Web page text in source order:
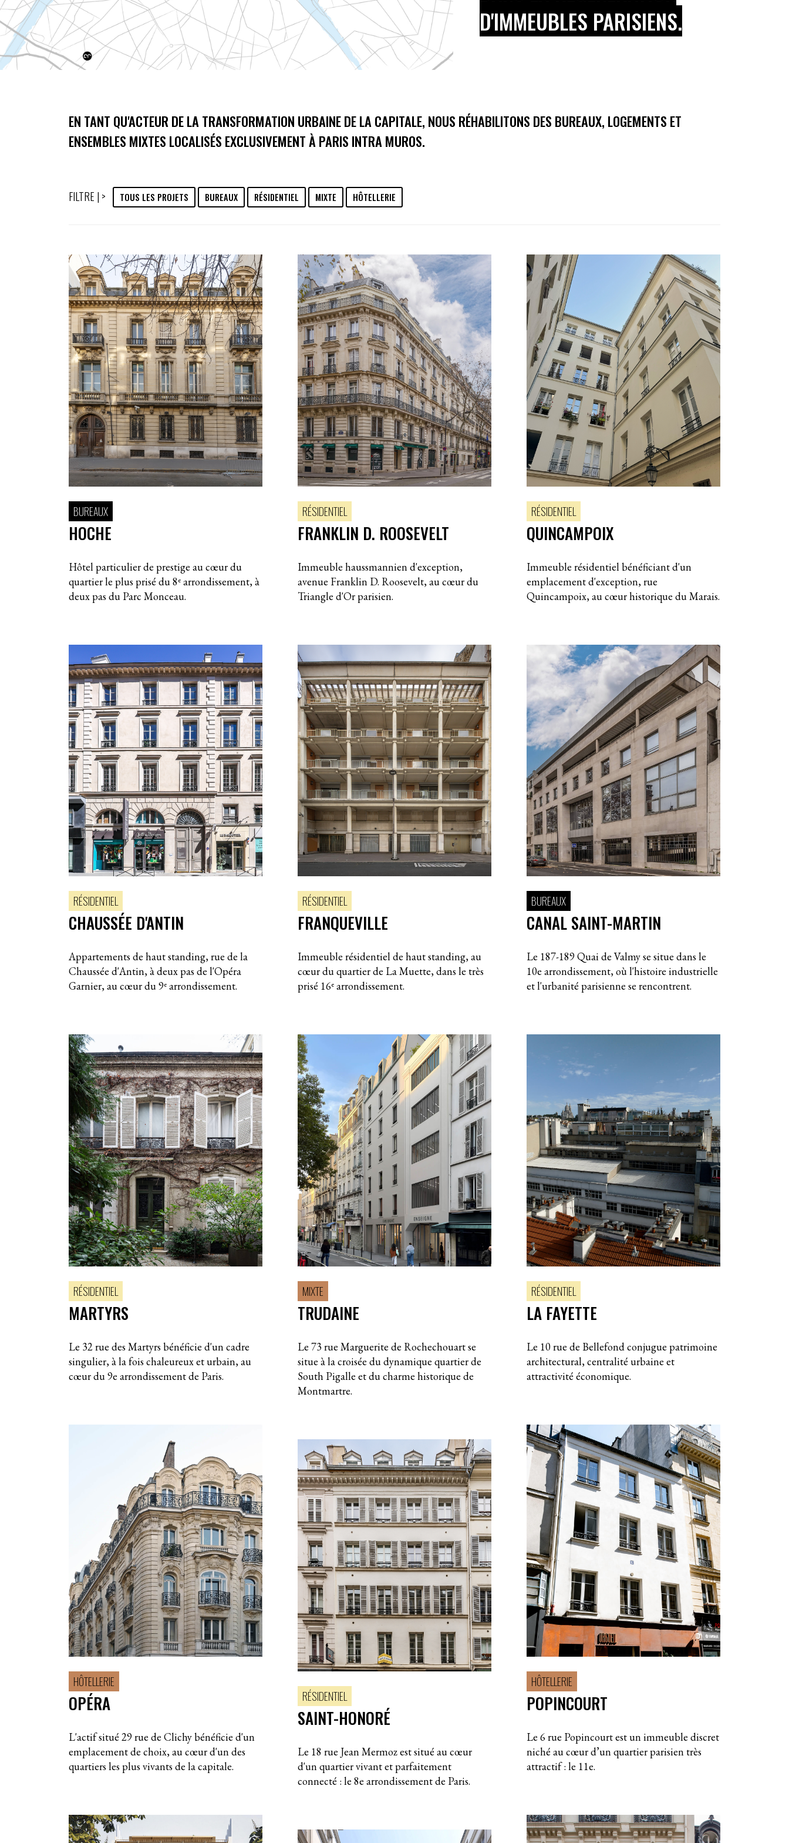
—
D'IMMEUBLES PARISIENS.
EN TANT QU'ACTEUR DE LA TRANSFORMATION URBAINE DE LA CAPITALE, NOUS RÉHABILITONS DES BUREAUX, LOGEMENTS ET
ENSEMBLES MIXTES LOCALISÉS EXCLUSIVEMENT À PARIS INTRA MUROS.
FILTRE | > TOUS LES PROJETS BUREAUX RÉSIDENTIEL MIXTE HÔTELLERIE
BUREAUX
HOCHE
Hôtel particulier de prestige au cœur du
quartier le plus prisé du 8ᵉ arrondissement, à
deux pas du Parc Monceau.
RÉSIDENTIEL
CHAUSSÉE D'ANTIN
Appartements de haut standing, rue de la
Chaussée d'Antin, à deux pas de l'Opéra
Garnier, au cœur du 9ᵉ arrondissement.
RÉSIDENTIEL
MARTYRS
Le 32 rue des Martyrs bénéficie d'un cadre
singulier, à la fois chaleureux et urbain, au
cœur du 9e arrondissement de Paris.
HÔTELLERIE
OPÉRA
L'actif situé 29 rue de Clichy bénéficie d'un
emplacement de choix, au cœur d'un des
quartiers les plus vivants de la capitale.
RÉSIDENTIEL
FRANKLIN D. ROOSEVELT
Immeuble haussmannien d'exception,
avenue Franklin D. Roosevelt, au cœur du
Triangle d'Or parisien.
RÉSIDENTIEL
FRANQUEVILLE
Immeuble résidentiel de haut standing, au
cœur du quartier de La Muette, dans le très
prisé 16ᵉ arrondissement.
MIXTE
TRUDAINE
Le 73 rue Marguerite de Rochechouart se
situe à la croisée du dynamique quartier de
South Pigalle et du charme historique de
Montmartre.
RÉSIDENTIEL
SAINT-HONORÉ
Le 18 rue Jean Mermoz est situé au cœur
d'un quartier vivant et parfaitement
connecté : le 8e arrondissement de Paris.
RÉSIDENTIEL
QUINCAMPOIX
Immeuble résidentiel bénéficiant d'un
emplacement d'exception, rue
Quincampoix, au cœur historique du Marais.
BUREAUX
CANAL SAINT-MARTIN
Le 187-189 Quai de Valmy se situe dans le
10e arrondissement, où l'histoire industrielle
et l'urbanité parisienne se rencontrent.
RÉSIDENTIEL
LA FAYETTE
Le 10 rue de Bellefond conjugue patrimoine
architectural, centralité urbaine et
attractivité économique.
HÔTELLERIE
POPINCOURT
Le 6 rue Popincourt est un immeuble discret
niché au cœur d’un quartier parisien très
attractif : le 11e.